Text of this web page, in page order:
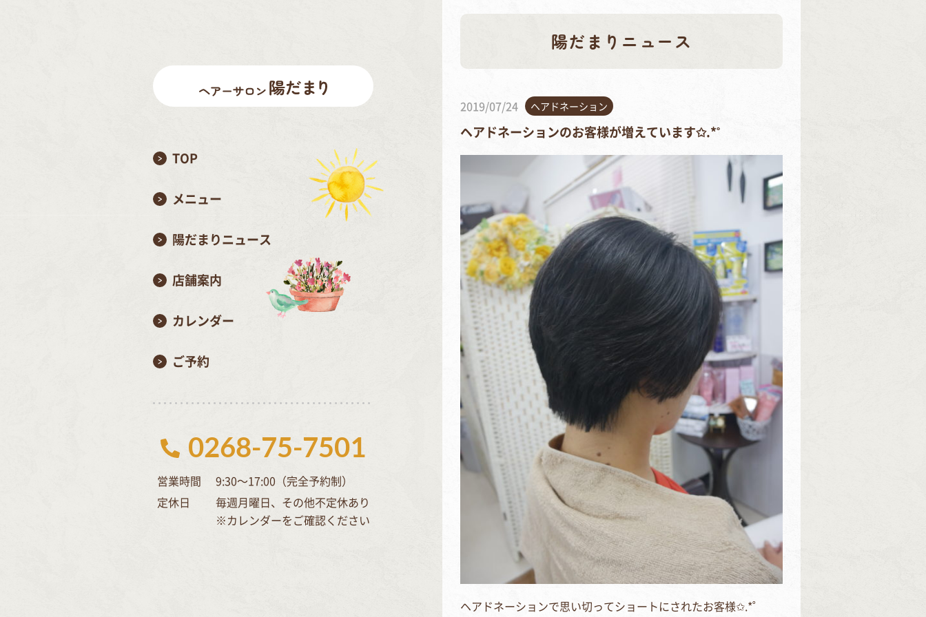
TOP
メニュー
陽だまりニュース
店舗案内
カレンダー
ご予約
0268-75-7501
営業時間
9:30～17:00（完全予約制）
定休日
毎週月曜日、その他不定休あり
※カレンダーをご確認ください
陽だまりニュース
2019/07/24 ヘアドネーション
ヘアドネーションのお客様が増えています✩.*˚
ヘアドネーションで思い切ってショートにされたお客様✩.*˚